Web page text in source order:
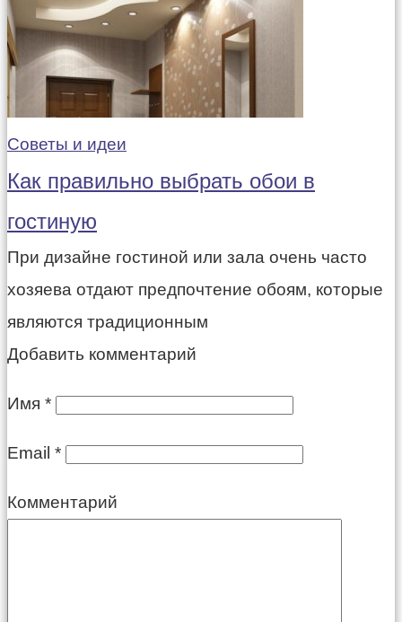
Советы и идеи
Как правильно выбрать обои в
гостиную
При дизайне гостиной или зала очень часто
хозяева отдают предпочтение обоям, которые
являются традиционным
Добавить комментарий
Имя *
Email *
Комментарий